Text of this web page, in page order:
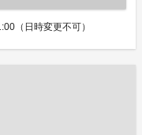
（日時変更不可）